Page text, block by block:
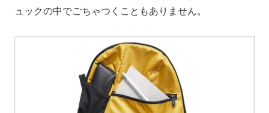
ュックの中でごちゃつくこともありません。